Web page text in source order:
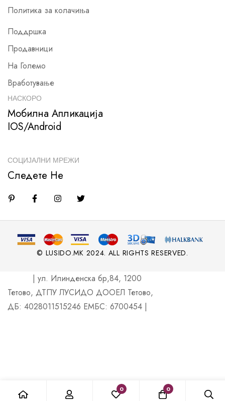
Политика за колачиња
Поддршка
Продавници
На Големо
Вработување
НАСКОРО
Мобилна Апликација
IOS/Android
СОЦИЈАЛНИ МРЕЖИ
Следете Не
© LUSIDO.MK 2024. ALL RIGHTS RESERVED.
| ул. Илинденска бр,84, 1200
Тетово, ДТПУ ЛУСИДО ДООЕЛ Тетово,
ДБ: 4028011515246 ЕМБС: 6700454 |
0 0